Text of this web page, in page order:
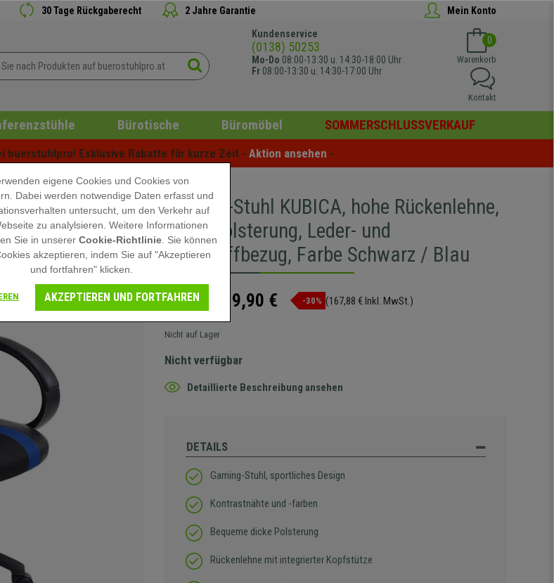
30 Tage Rückgaberecht 2 Jahre Garantie Mein Konto
Kundenservice
(0138) 50253
Mo-Do 08:00-13:30 u. 14:30-18:00 Uhr
Fr 08:00-13:30 u. 14:30-17:00 Uhr
0
Warenkorb
Kontakt
Bürotische Büromöbel SOMMERSCHLUSSVERKAUF
buerstuhlpro! Exklusive Rabatte für kurze Zeit - Aktion ansehen -
Gaming-Stuhl KUBICA, hohe Rückenlehne,
dicke Polsterung, Leder- und
Netzstoffbezug, Farbe Schwarz / Blau
199,90 € 139,90 € -30% (167,88 € Inkl. MwSt.)
Nicht auf Lager
Nicht verfügbar
Detaillierte Beschreibung ansehen
DETAILS
Gaming-Stuhl, sportliches Design
Kontrastnähte und -farben
Bequeme dicke Polsterung
Rückenlehne mit integrierter Kopfstütze
eigene Cookies und Cookies von
Dabei werden notwendige Daten erfasst und
untersucht, um den Verkehr auf
zu analylsieren. Weitere Informationen
Sie in unserer Cookie-Richtlinie. Sie können
akzeptieren, indem Sie auf "Akzeptieren
und fortfahren" klicken.
AKZEPTIEREN UND FORTFAHREN